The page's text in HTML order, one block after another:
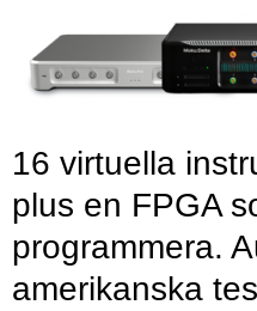
16 virtuella
plus en FPGA
programmera.
amerikanska